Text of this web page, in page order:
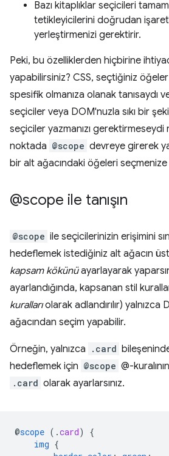
Bazı kitaplıklar seçicileri
tetikleyicilerini doğrudan
yerleştirmenizi gerektirir.
Peki, bu özelliklerden hiçbirine
yapabilirsiniz? CSS, seçtiğiniz
spesifik olmanıza olanak tanısaydı
seçiciler veya DOM'nuzla sıkı bir
seçiciler yazmanızı
noktada @scope devreye girerek
bir alt ağacındaki öğeleri seçmenize
@scope ile tanışın
@scope ile seçicilerinizin erişimini
hedeflemek istediğiniz alt ağacın üst
kapsam kökünüayarlayarak
ayarlandığında, kapsanan stil
kurallarıolarak adlandırılır) yalnızca
ağacından seçim yapabilir.
Örneğin, yalnızca .card
hedeflemek için @scope @-
.card olarak ayarlarsınız.
@scope ( .card)
{
img {